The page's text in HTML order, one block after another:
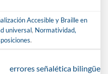
Accesible y Braille en
universal, Normatividad,
.
errores señalética bilingüe